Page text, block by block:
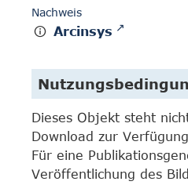
Nachweis
Arcinsys
Dieses Objekt steht
Download zur
Für eine
Veröffentlichung des